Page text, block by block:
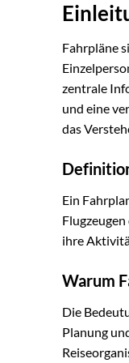
Fahrpläne
zentrale
und eine
das
Ein
ihre
Warum
Die
Planung